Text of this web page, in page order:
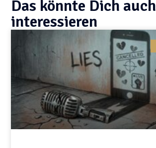
Das könnte Dich auch
interessieren